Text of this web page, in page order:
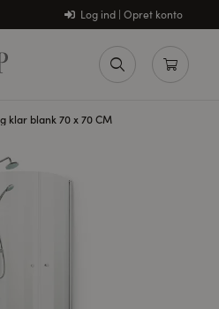
Log ind | Opret konto
klar blank 70 x 70 CM